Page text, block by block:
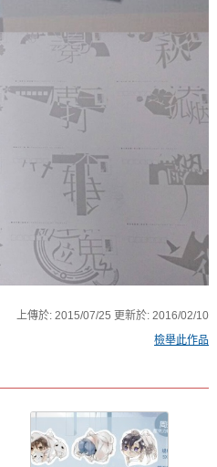
上傳於: 2015/07/25 更新於: 2016/02/10
檢舉此作品